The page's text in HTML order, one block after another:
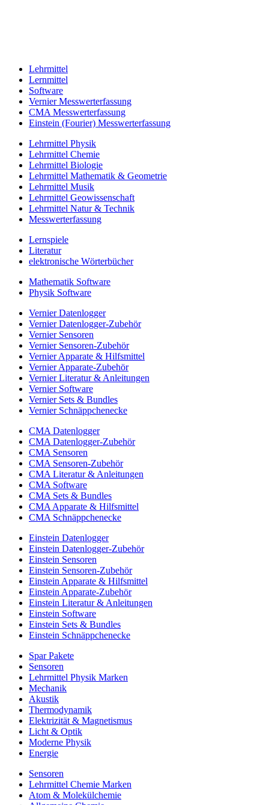
Lehrmittel
Lernmittel
Software
Vernier Messwerterfassung
CMA Messwerterfassung
Einstein (Fourier) Messwerterfassung
Lehrmittel Physik
Lehrmittel Chemie
Lehrmittel Biologie
Lehrmittel Mathematik & Geometrie
Lehrmittel Musik
Lehrmittel Geowissenschaft
Lehrmittel Natur & Technik
Messwerterfassung
Lernspiele
Literatur
elektronische Wörterbücher
Mathematik Software
Physik Software
Vernier Datenlogger
Vernier Datenlogger-Zubehör
Vernier Sensoren
Vernier Sensoren-Zubehör
Vernier Apparate & Hilfsmittel
Vernier Apparate-Zubehör
Vernier Literatur & Anleitungen
Vernier Software
Vernier Sets & Bundles
Vernier Schnäppchenecke
CMA Datenlogger
CMA Datenlogger-Zubehör
CMA Sensoren
CMA Sensoren-Zubehör
CMA Literatur & Anleitungen
CMA Software
CMA Sets & Bundles
CMA Apparate & Hilfsmittel
CMA Schnäppchenecke
Einstein Datenlogger
Einstein Datenlogger-Zubehör
Einstein Sensoren
Einstein Sensoren-Zubehör
Einstein Apparate & Hilfsmittel
Einstein Apparate-Zubehör
Einstein Literatur & Anleitungen
Einstein Software
Einstein Sets & Bundles
Einstein Schnäppchenecke
Spar Pakete
Sensoren
Lehrmittel Physik Marken
Mechanik
Akustik
Thermodynamik
Elektrizität & Magnetismus
Licht & Optik
Moderne Physik
Energie
Sensoren
Lehrmittel Chemie Marken
Atom & Molekülchemie